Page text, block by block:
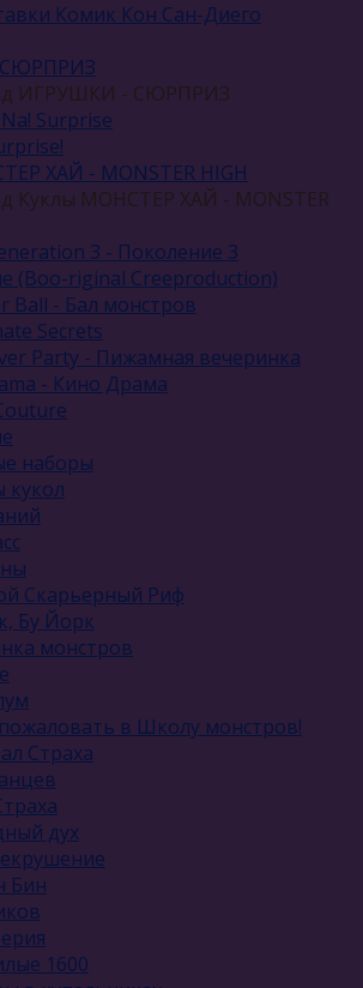
Комик Кон Сан-Диего
ИГРУШКИ - СЮРПРИЗ
Surprise
ХАЙ - MONSTER HIGH
Куклы МОНСТЕР ХАЙ - MONSTER
3 - Поколение 3
(Boo-riginal Creeproduction)
Ball - Бал монстров
Secrets
Party - Пижамная вечеринка
- Кино Драма
наборы
кукол
Скарьерный Риф
Бу Йорк
монстров
в Школу монстров!
Cтраха
дух
Бин
1600